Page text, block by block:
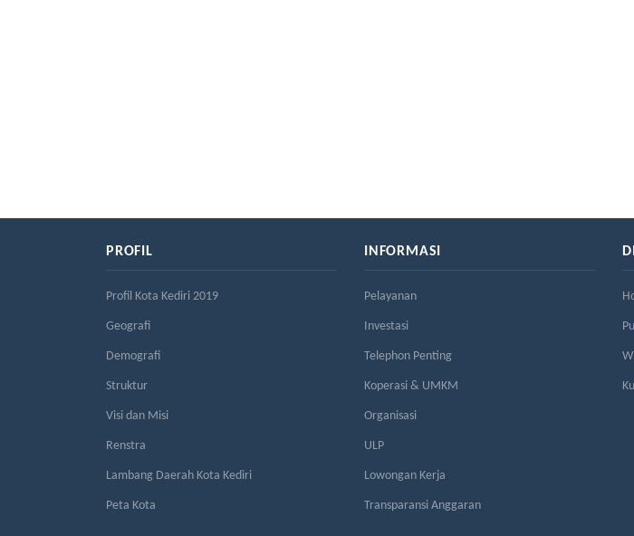
PROFIL
Profil Kota Kediri 2019
Geografi
Demografi
Struktur
Visi dan Misi
Renstra
Lambang Daerah Kota Kediri
Peta Kota
INFORMASI
Pelayanan
Investasi
Telephon Penting
Koperasi & UMKM
Organisasi
ULP
Lowongan Kerja
Transparansi Anggaran